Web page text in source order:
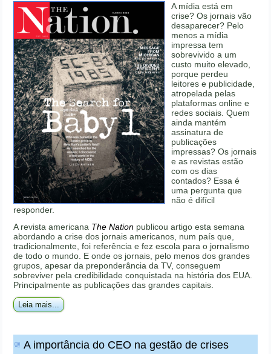
A mídia está em
crise? Os jornais vão
desaparecer? Pelo
menos a mídia
impressa tem
sobrevivido a um
custo muito elevado,
porque perdeu
leitores e publicidade,
atropelada pelas
plataformas online e
redes sociais. Quem
ainda mantém
assinatura de
publicações
impressas? Os jornais
e as revistas estão
com os dias
contados? Essa é
uma pergunta que
não é difícil
responder.
A revista americana The Nation publicou artigo esta semana
abordando a crise dos jornais americanos, num país que,
tradicionalmente, foi referência e fez escola para o jornalismo
de todo o mundo. E onde os jornais, pelo menos dos grandes
grupos, apesar da preponderância da TV, conseguem
sobreviver pela credibilidade conquistada na história dos EUA.
Principalmente as publicações das grandes capitais.
Leia mais...
A importância do CEO na gestão de crises